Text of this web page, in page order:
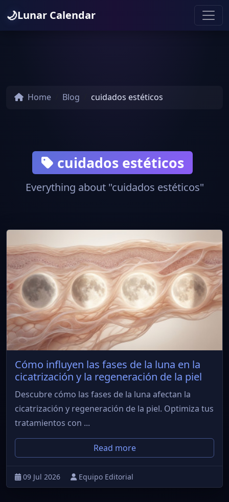
🌙Lunar Calendar
Home Blog cuidados estéticos
cuidados estéticos
Everything about "cuidados estéticos"
Cómo influyen las fases de la luna en la
cicatrización y la regeneración de la piel
Descubre cómo las fases de la luna afectan la
cicatrización y regeneración de la piel. Optimiza tus
tratamientos con ...
Read more
09 Jul 2026 Equipo Editorial